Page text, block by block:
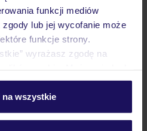
funkcji mediów
lub jej wycofanie może
funkcje strony.
wyrażasz zgodę na
wchodząc w zakładkę
plikach cookie znajdziesz
na wszystkie